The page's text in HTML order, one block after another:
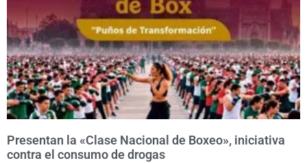
Presentan la «Clase Nacional de Boxeo», iniciativa
contra el consumo de drogas